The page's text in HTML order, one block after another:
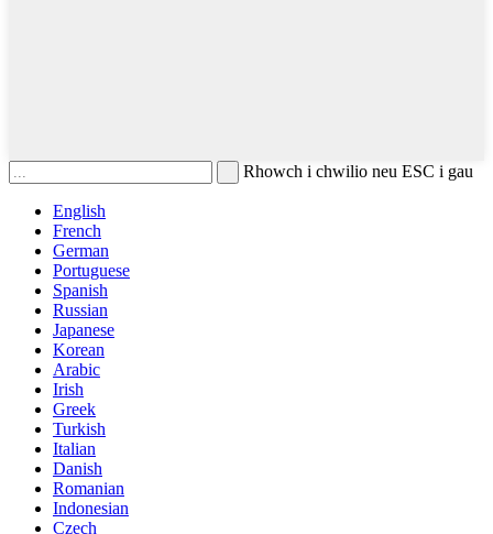
Rhowch i chwilio neu ESC i gau
English
French
German
Portuguese
Spanish
Russian
Japanese
Korean
Arabic
Irish
Greek
Turkish
Italian
Danish
Romanian
Indonesian
Czech